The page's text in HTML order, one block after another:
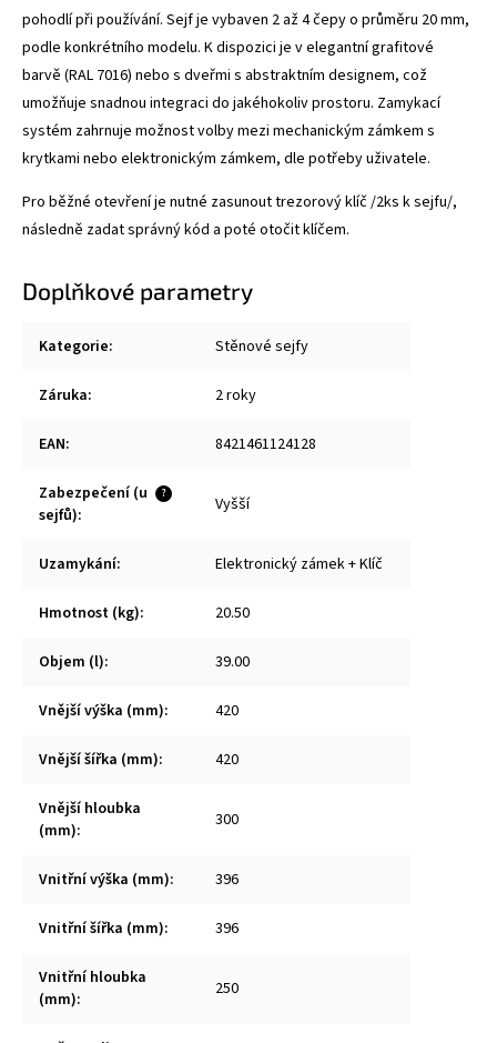
pohodlí při používání. Sejf je vybaven 2 až 4 čepy o průměru 20 mm,
podle konkrétního modelu. K dispozici je v elegantní grafitové
barvě (RAL 7016) nebo s dveřmi s abstraktním designem, což
umožňuje snadnou integraci do jakéhokoliv prostoru. Zamykací
systém zahrnuje možnost volby mezi mechanickým zámkem s
krytkami nebo elektronickým zámkem, dle potřeby uživatele.
Pro běžné otevření je nutné zasunout trezorový klíč /2ks k sejfu/,
následně zadat správný kód a poté otočit klíčem.
Doplňkové parametry
Kategorie: Stěnové sejfy
Záruka: 2 roky
EAN: 8421461124128
?
Zabezpečení (u
sejfů): Vyšší
Uzamykání: Elektronický zámek + Klíč
Hmotnost (kg): 20.50
Objem (l): 39.00
Vnější výška (mm): 420
Vnější šířka (mm): 420
Vnější hloubka
(mm): 300
Vnitřní výška (mm): 396
Vnitřní šířka (mm): 396
Vnitřní hloubka
(mm): 250